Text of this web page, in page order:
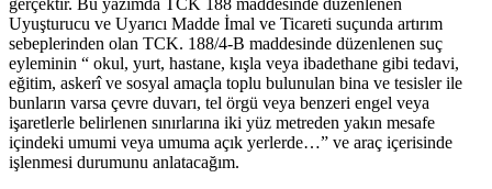
gerçektir. Bu yazımda TCK 188 maddesinde düzenlenen
Uyuşturucu ve Uyarıcı Madde İmal ve Ticareti suçunda artırım
sebeplerinden olan TCK. 188/4-B maddesinde düzenlenen suç
eyleminin “ okul, yurt, hastane, kışla veya ibadethane gibi tedavi,
eğitim, askerî ve sosyal amaçla toplu bulunulan bina ve tesisler ile
bunların varsa çevre duvarı, tel örgü veya benzeri engel veya
işaretlerle belirlenen sınırlarına iki yüz metreden yakın mesafe
içindeki umumi veya umuma açık yerlerde…” ve araç içerisinde
işlenmesi durumunu anlatacağım.